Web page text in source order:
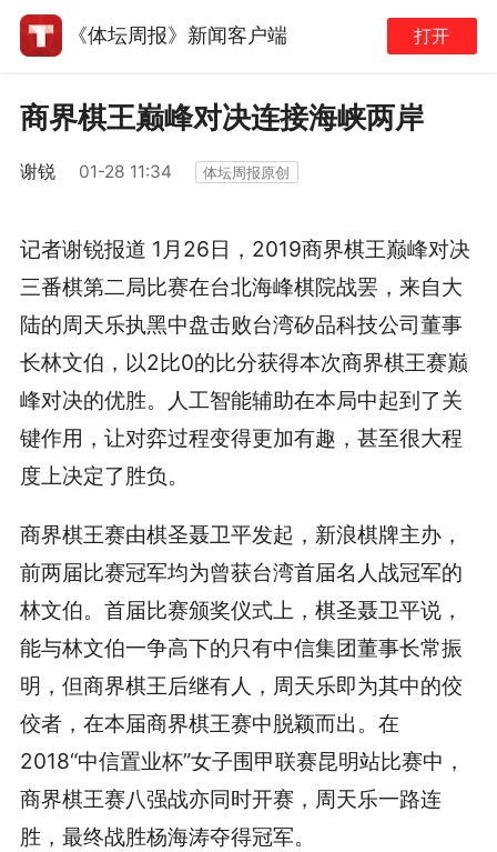
《体坛周报》新闻客户端 打开
商界棋王巅峰对决连接海峡两岸
谢锐 01-28 11:34 体坛周报原创
记者谢锐报道 1月26日，2019商界棋王巅峰对决
三番棋第二局比赛在台北海峰棋院战罢，来自大
陆的周天乐执黑中盘击败台湾矽品科技公司董事
长林文伯，以2比0的比分获得本次商界棋王赛巅
峰对决的优胜。人工智能辅助在本局中起到了关
键作用，让对弈过程变得更加有趣，甚至很大程
度上决定了胜负。
商界棋王赛由棋圣聂卫平发起，新浪棋牌主办，
前两届比赛冠军均为曾获台湾首届名人战冠军的
林文伯。首届比赛颁奖仪式上，棋圣聂卫平说，
能与林文伯一争高下的只有中信集团董事长常振
明，但商界棋王后继有人，周天乐即为其中的佼
佼者，在本届商界棋王赛中脱颖而出。在
2018“中信置业杯”女子围甲联赛昆明站比赛中，
商界棋王赛八强战亦同时开赛，周天乐一路连
胜，最终战胜杨海涛夺得冠军。